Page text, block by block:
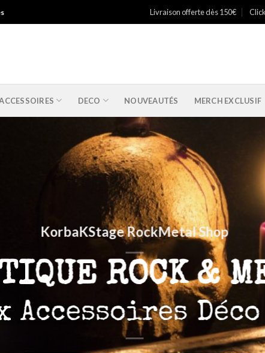
Livraison offerte dès 150€
DECO NOUVEAUTÉS MERCH EXCLUSIF
KorbaKStage RockMetal Shop
ROCK &
Accessoires